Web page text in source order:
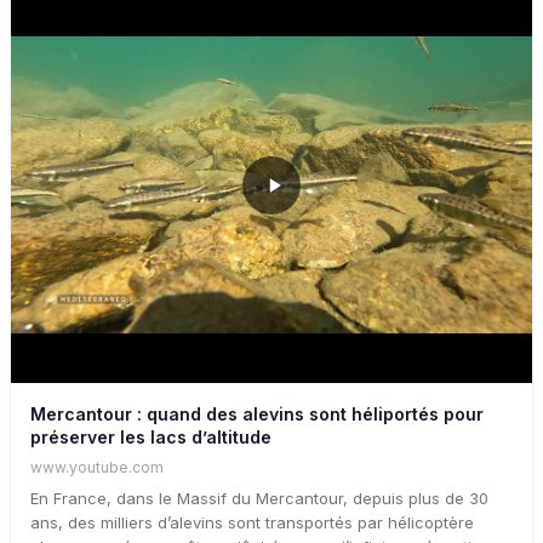
Mercantour : quand des alevins sont héliportés pour
préserver les lacs d’altitude
www.youtube.com
En France, dans le Massif du Mercantour, depuis plus de 30
ans, des milliers d’alevins sont transportés par hélicoptère